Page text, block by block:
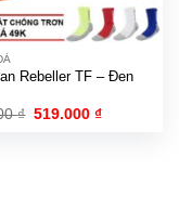
Rebeller TF – Đen
₫ Giá
519.000₫Giá